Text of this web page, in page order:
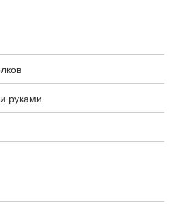
руками